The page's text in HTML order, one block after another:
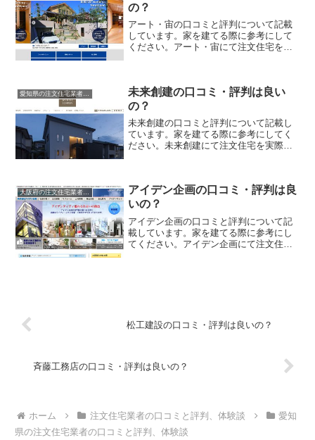
の？
アート・宙の口コミと評判について記載
しています。家を建てる際に参考にして
ください。アート・宙にて注文住宅を実
未来創建の口コミ・評判は良い
の？
未来創建の口コミと評判について記載し
ています。家を建てる際に参考にしてく
ださい。未来創建にて注文住宅を実際に
アイデン企画の口コミ・評判は良
いの？
アイデン企画の口コミと評判について記
載しています。家を建てる際に参考にし
てください。アイデン企画にて注文住宅
松工建設の口コミ・評判は良いの？
斉藤工務店の口コミ・評判は良いの？
ホーム 注文住宅業者の口コミと評判、体験談
愛知
県の注文住宅業者の口コミと評判、体験談